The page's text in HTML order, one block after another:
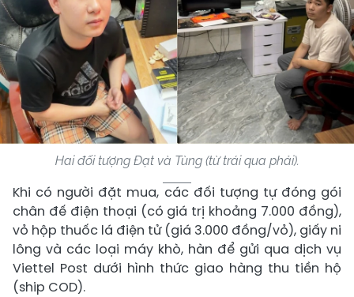
Hai đối tượng Đạt và Tùng (từ trái qua phải).
Khi có người đặt mua, các đối tượng tự đóng gói
chân đế điện thoại (có giá trị khoảng 7.000 đồng),
vỏ hộp thuốc lá điện tử (giá 3.000 đồng/vỏ), giấy ni
lông và các loại máy khò, hàn để gửi qua dịch vụ
Viettel Post dưới hình thức giao hàng thu tiền hộ
(ship COD).